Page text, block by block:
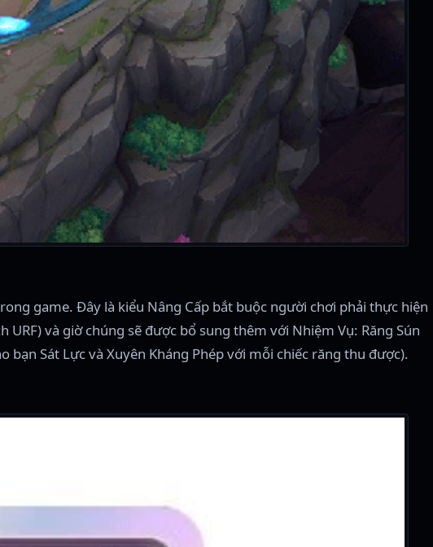
game. Đây là kiểu Nâng Cấp bắt buộc người chơi phải thực hiện
và giờ chúng sẽ được bổ sung thêm với Nhiệm Vụ: Răng Sún
Sát Lực và Xuyên Kháng Phép với mỗi chiếc răng thu được).